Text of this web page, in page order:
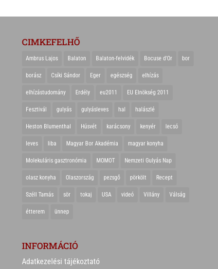
CIMKEFELHŐ
Ambrus Lajos Balaton Balaton-felvidék Bocuse d'Or bor
borász Csíki Sándor Eger egészség elhízás
elhízástudomány Erdély eu2011 EU Elnökség 2011
Fesztivál gulyás gulyásleves hal halászlé
Heston Blumenthal Húsvét karácsony kenyér lecsó
leves liba Magyar Bor Akadémia magyar konyha
Molekuláris gasztronómia MOMOT Nemzeti Gulyás Nap
olasz konyha Olaszország pezsgő pörkölt Recept
Széll Tamás sör tokaj USA videó Villány Válság
étterem ünnep
INFORMÁCIÓ
Adatkezelési tájékoztató